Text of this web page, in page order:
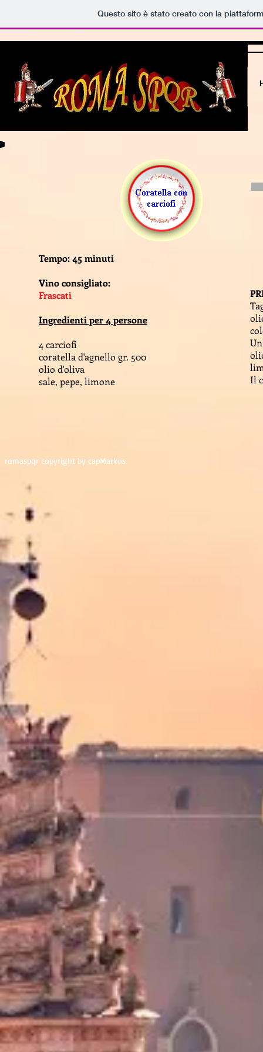
Questo sito è stato creato con la
Tempo: 45 minuti
Vino consigliato:
Frascati
Ingredienti per 4 persone
4 carciofi
coratella d'agnello gr. 500
olio d'oliva
sale, pepe, limone
Il
romaspqr copyright by capMarkos